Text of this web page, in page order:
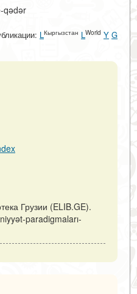
qədər
LКыргызстан LWorld Y G
Грузии (ELIB.GE).
paradigmaları-